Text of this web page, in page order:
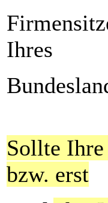
Ihres
Sollte Ihre
bzw. erst